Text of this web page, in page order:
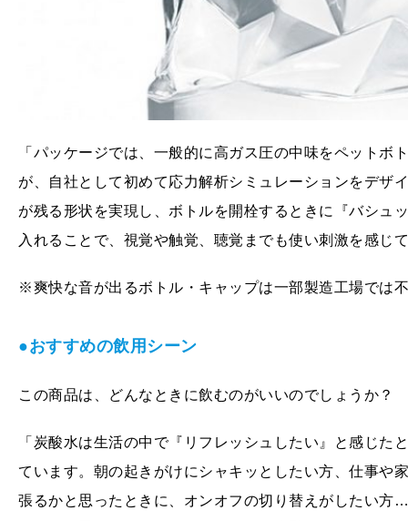
「パッケージでは、一般的に高ガス圧の中味をペット
が、自社として初めて応力解析シミュレーションをデザ
が残る形状を実現し、ボトルを開栓するときに『バシ
入れることで、視覚や触覚、聴覚までも使い刺激を感じ
※爽快な音が出るボトル・キャップは一部製造工場では
●おすすめの飲用シーン
この商品は、どんなときに飲むのがいいのでしょうか
「炭酸水は生活の中で『リフレッシュしたい』と感じ
ています。朝の起きがけにシャキッとしたい方、仕事や
張るかと思ったときに、オンオフの切り替えがしたい